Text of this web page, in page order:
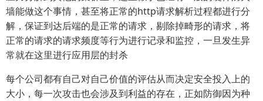
墙能做这个事情，甚至将正常的http请求解析过程都进行分
解，保证到达后端的是正常的请求，剔除掉畸形的请求，将
正常的请求的请求频度等行为进行记录和监控，一旦发生异
常就在这里进行应用层的封杀
每个公司都有自己对自己价值的评估从而决定安全投入上的
大小，每一次攻击也会涉及到利益的存在，正如防御因为种